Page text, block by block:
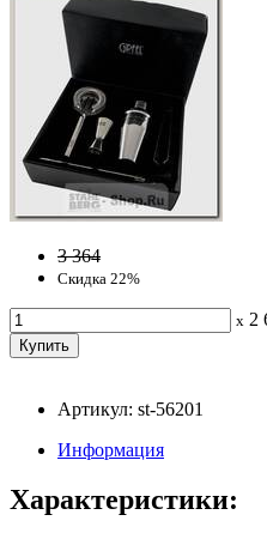
3 364
Скидка 22%
x 2
Артикул: st-56201
Информация
Характеристики: